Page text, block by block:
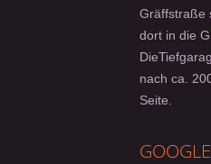
Gräffstraße
dort in die
nach ca.
Seite.